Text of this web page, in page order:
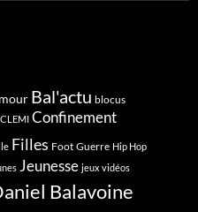
Bal'actu blocus
CLEMI Confinement
Filles Foot Guerre Hip Hop
Jeunesse jeux vidéos
Balavoine